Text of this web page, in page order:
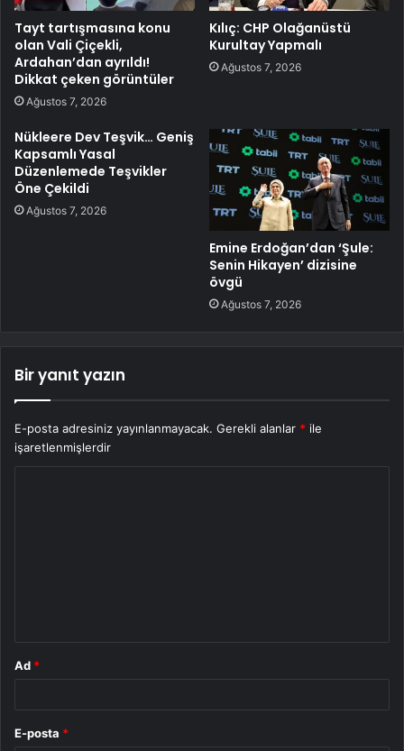
Tayt tartışmasına konu
olan Vali Çiçekli,
Ardahan’dan ayrıldı!
Dikkat çeken görüntüler
Ağustos 7, 2026
Kılıç: CHP Olağanüstü
Kurultay Yapmalı
Ağustos 7, 2026
Nükleere Dev Teşvik… Geniş
Kapsamlı Yasal
Düzenlemede Teşvikler
Öne Çekildi
Ağustos 7, 2026
Emine Erdoğan’dan ‘Şule:
Senin Hikayen’ dizisine
övgü
Ağustos 7, 2026
Bir yanıt yazın
E-posta adresiniz yayınlanmayacak. Gerekli alanlar * ile
işaretlenmişlerdir
Ad *
E-posta *